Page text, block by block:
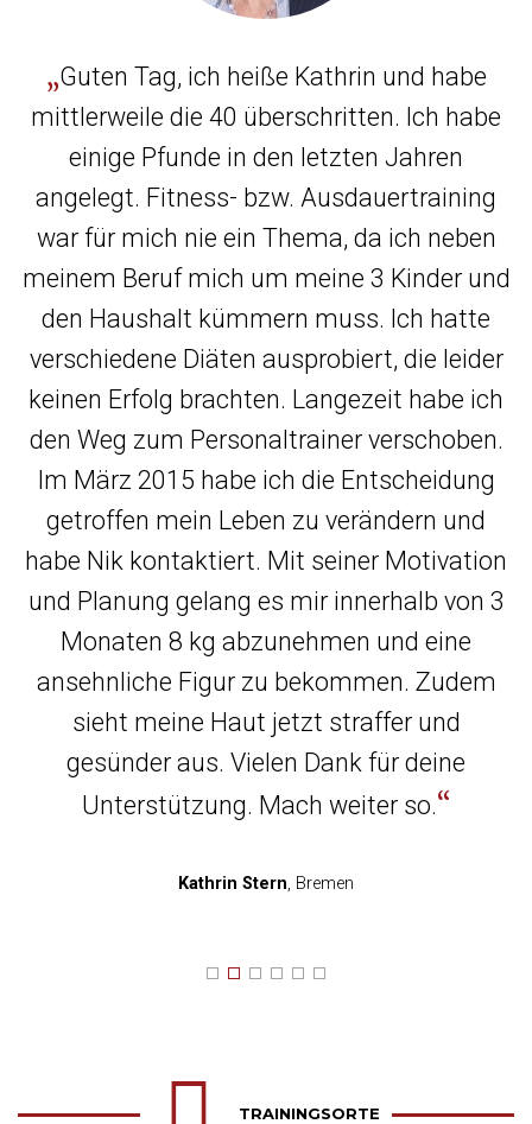
Guten Tag, ich heiße Kathrin und habe
mittlerweile die 40 überschritten. Ich habe
einige Pfunde in den letzten Jahren
angelegt. Fitness- bzw. Ausdauertraining
war für mich nie ein Thema, da ich neben
meinem Beruf mich um meine 3 Kinder und
den Haushalt kümmern muss. Ich hatte
verschiedene Diäten ausprobiert, die leider
keinen Erfolg brachten. Langezeit habe ich
den Weg zum Personaltrainer verschoben.
Im März 2015 habe ich die Entscheidung
getroffen mein Leben zu verändern und
habe Nik kontaktiert. Mit seiner Motivation
und Planung gelang es mir innerhalb von 3
Monaten 8 kg abzunehmen und eine
ansehnliche Figur zu bekommen. Zudem
sieht meine Haut jetzt straffer und
gesünder aus. Vielen Dank für deine
Unterstützung. Mach weiter so.
Kathrin Stern, Bremen
TRAININGSORTE